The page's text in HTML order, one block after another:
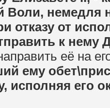
Воли, немедля
отказу от
к нему
её на
ему
исполняя его